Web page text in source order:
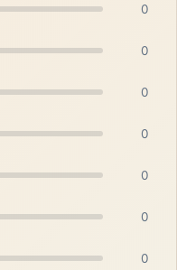
0
0
0
0
0
0
0